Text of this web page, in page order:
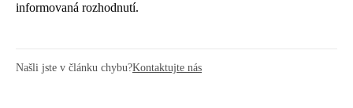
informovaná rozhodnutí.
Našli jste v článku chybu?Kontaktujte nás